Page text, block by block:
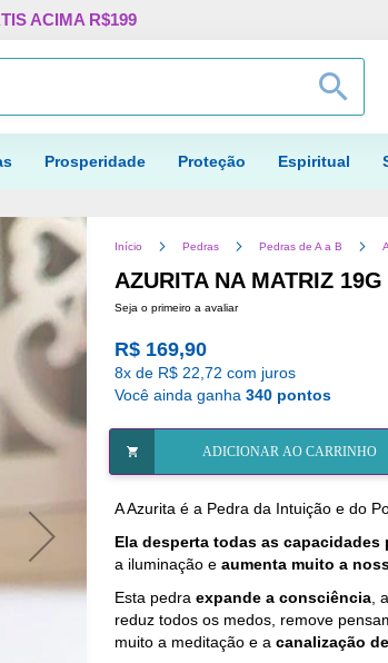
ACIMA R$199
Prosperidade Proteção Espiritual
Início Pedras Pedras de A a B
AZURITA NA MATRIZ 19G
Seja o primeiro a avaliar
R$ 169,90
8x de R$ 22,72 com juros
Você ainda ganha 340 pontos
ADICIONAR AO CARRINHO
A Azurita é a Pedra da Intuição e do
Ela desperta todas as capacidades
a iluminação e aumenta muito a
Esta pedra expande a consciência ,
reduz todos os medos, remove
muito a meditação e a canalização